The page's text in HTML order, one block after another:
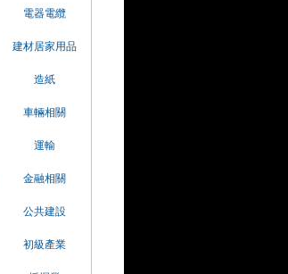
電器電纜
建材居家用品
造紙
車輛相關
運輸
金融相關
公共建設
初級產業